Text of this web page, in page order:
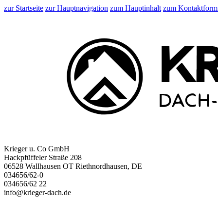
zur Startseite zur Hauptnavigation zum Hauptinhalt zum
Krieger u. Co GmbH
Hackpfüffeler Straße 208
06528 Wallhausen OT Riethnordhausen, DE
034656/62-0
034656/62 22
info@krieger-dach.de